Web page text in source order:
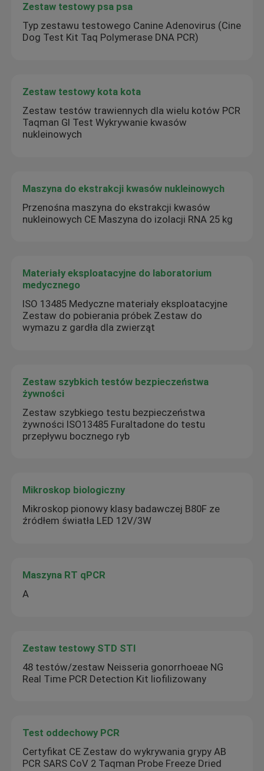
Zestaw testowy psa psa
Typ zestawu testowego Canine Adenovirus (Cine
Dog Test Kit Taq Polymerase DNA PCR)
Zestaw testowy kota kota
Zestaw testów trawiennych dla wielu kotów PCR
Taqman GI Test Wykrywanie kwasów
nukleinowych
Maszyna do ekstrakcji kwasów nukleinowych
Przenośna maszyna do ekstrakcji kwasów
nukleinowych CE Maszyna do izolacji RNA 25 kg
Materiały eksploatacyjne do laboratorium
medycznego
ISO 13485 Medyczne materiały eksploatacyjne
Zestaw do pobierania próbek Zestaw do
wymazu z gardła dla zwierząt
Zestaw szybkich testów bezpieczeństwa
żywności
Zestaw szybkiego testu bezpieczeństwa
żywności ISO13485 Furaltadone do testu
przepływu bocznego ryb
Mikroskop biologiczny
Mikroskop pionowy klasy badawczej B80F ze
źródłem światła LED 12V/3W
Maszyna RT qPCR
A
Zestaw testowy STD STI
48 testów/zestaw Neisseria gonorrhoeae NG
Real Time PCR Detection Kit liofilizowany
Test oddechowy PCR
Certyfikat CE Zestaw do wykrywania grypy AB
PCR SARS CoV 2 Taqman Probe Freeze Dried